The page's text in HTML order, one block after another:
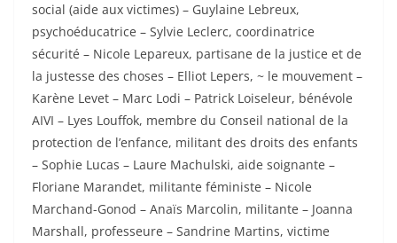
social (aide aux victimes) – Guylaine Lebreux,
psychoéducatrice – Sylvie Leclerc, coordinatrice
sécurité – Nicole Lepareux, partisane de la justice et de
la justesse des choses – Elliot Lepers, ~ le mouvement –
Karène Levet – Marc Lodi – Patrick Loiseleur, bénévole
AIVI – Lyes Louffok, membre du Conseil national de la
protection de l’enfance, militant des droits des enfants
– Sophie Lucas – Laure Machulski, aide soignante –
Floriane Marandet, militante féministe – Nicole
Marchand-Gonod – Anaïs Marcolin, militante – Joanna
Marshall, professeure – Sandrine Martins, victime